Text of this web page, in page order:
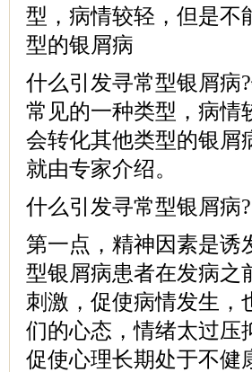
型，病情较轻，但是不
型的银屑病
什么引发寻常型银屑病
常见的一种类型，病情
会转化其他类型的银屑
就由专家介绍。
什么引发寻常型银屑病?
第一点，精神因素是诱
型银屑病患者在发病之
刺激，促使病情发生，
们的心态，情绪太过压
促使心理长期处于不健